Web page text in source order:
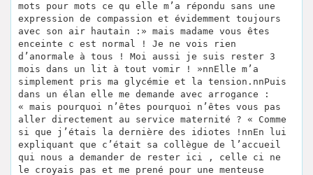
mots pour mots ce qu elle m’a répondu sans une
expression de compassion et évidemment toujours
avec son air hautain :» mais madame vous êtes
enceinte c est normal ! Je ne vois rien
d’anormale à tous ! Moi aussi je suis rester 3
mois dans un lit à tout vomir ! »nnElle m’a
simplement pris ma glycémie et la tension.nnPuis
dans un élan elle me demande avec arrogance :
« mais pourquoi n’êtes pourquoi n’êtes vous pas
aller directement au service maternité ? « Comme
si que j’étais la dernière des idiotes !nnEn lui
expliquant que c’était sa collègue de l’accueil
qui nous a demander de rester ici , celle ci ne
le croyais pas et me prené pour une menteuse